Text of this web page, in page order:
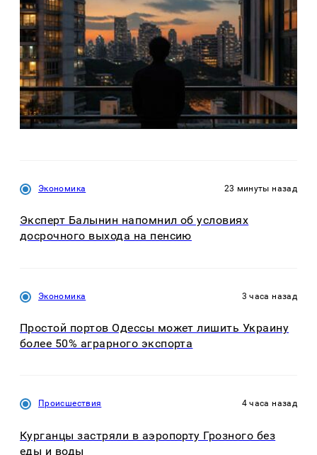
Экономика 23 минуты назад
Эксперт Балынин напомнил об условиях
досрочного выхода на пенсию
Экономика 3 часа назад
Простой портов Одессы может лишить Украину
более 50% аграрного экспорта
Происшествия 4 часа назад
Курганцы застряли в аэропорту Грозного без
еды и воды